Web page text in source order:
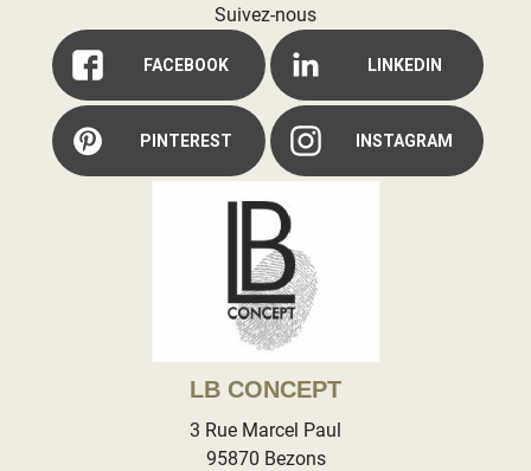
Suivez-nous
FACEBOOK LINKEDIN
PINTEREST INSTAGRAM
LB CONCEPT
3 Rue Marcel Paul
95870 Bezons